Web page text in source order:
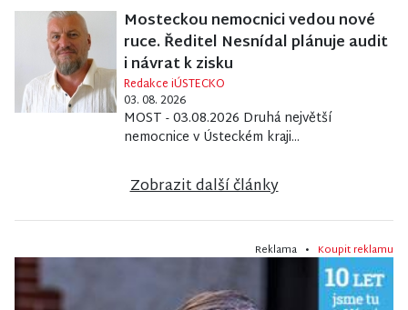
Mosteckou nemocnici vedou nové
ruce. Ředitel Nesnídal plánuje audit
i návrat k zisku
Redakce iÚSTECKO
03. 08. 2026
MOST - 03.08.2026 Druhá největší
nemocnice v Ústeckém kraji...
Zobrazit další články
Reklama • Koupit reklamu